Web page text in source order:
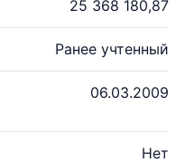
25 368 180,87
Ранее учтенный
06.03.2009
Нет